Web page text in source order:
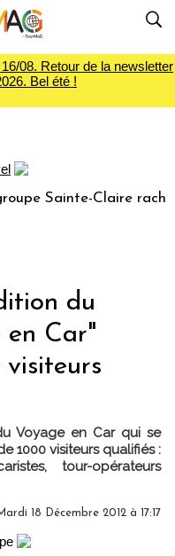
08. Retour de la newsletter
Bel été !
Sainte-Claire
du
en Car"
Voyage en Car qui se
1000 visiteurs qualifiés :
tour-opérateurs
18 Décembre 2012 à 17:17